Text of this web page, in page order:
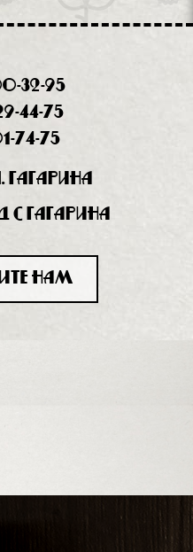
32-95
44-75
74-75
с Гагарина
нам